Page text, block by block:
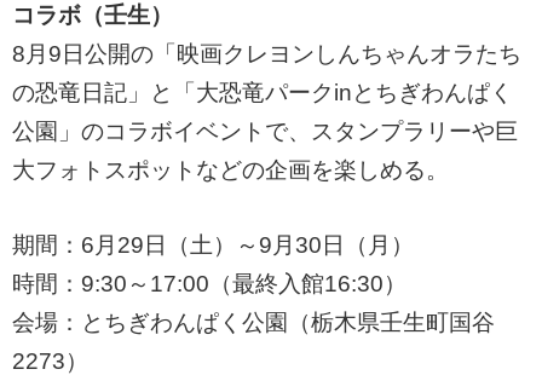
コラボ（壬生）
8月9日公開の「映画クレヨンしんちゃんオラたち
の恐竜日記」と「大恐竜パークinとちぎわんぱく
公園」のコラボイベントで、スタンプラリーや巨
大フォトスポットなどの企画を楽しめる。
期間：6月29日（土）～9月30日（月）
時間：9:30～17:00（最終入館16:30）
会場：とちぎわんぱく公園（栃木県壬生町国谷
2273）